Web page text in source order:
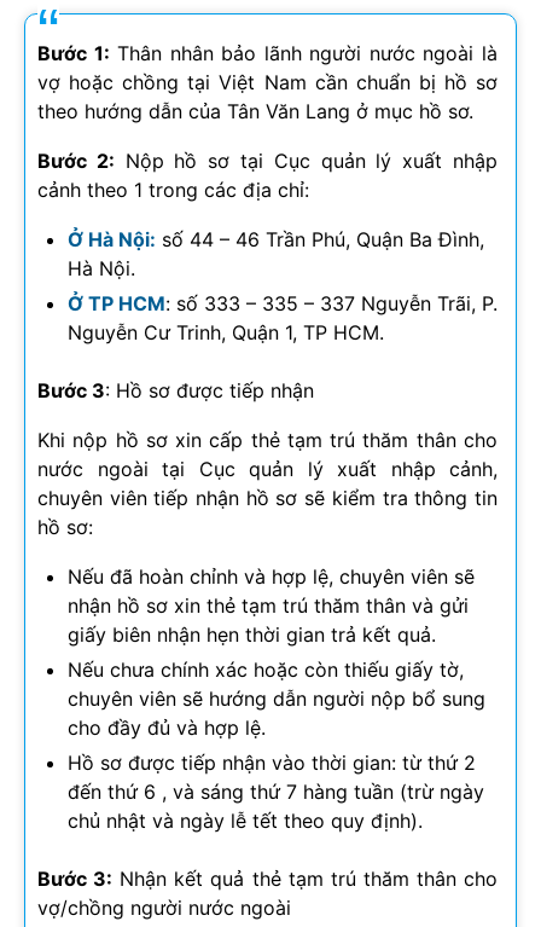
Bước 1: Thân nhân bảo lãnh người nước ngoài là
vợ hoặc chồng tại Việt Nam cần chuẩn bị hồ sơ
theo hướng dẫn của Tân Văn Lang ở mục hồ sơ.
Bước 2: Nộp hồ sơ tại Cục quản lý xuất nhập
cảnh theo 1 trong các địa chỉ:
Ở Hà Nội: số 44 – 46 Trần Phú, Quận Ba Đình,
Hà Nội.
Ở TP HCM: số 333 – 335 – 337 Nguyễn Trãi, P.
Nguyễn Cư Trinh, Quận 1, TP HCM.
Bước 3: Hồ sơ được tiếp nhận
Khi nộp hồ sơ xin cấp thẻ tạm trú thăm thân cho
nước ngoài tại Cục quản lý xuất nhập cảnh,
chuyên viên tiếp nhận hồ sơ sẽ kiểm tra thông tin
hồ sơ:
Nếu đã hoàn chỉnh và hợp lệ, chuyên viên sẽ
nhận hồ sơ xin thẻ tạm trú thăm thân và gửi
giấy biên nhận hẹn thời gian trả kết quả.
Nếu chưa chính xác hoặc còn thiếu giấy tờ,
chuyên viên sẽ hướng dẫn người nộp bổ sung
cho đầy đủ và hợp lệ.
Hồ sơ được tiếp nhận vào thời gian: từ thứ 2
đến thứ 6 , và sáng thứ 7 hàng tuần (trừ ngày
chủ nhật và ngày lễ tết theo quy định).
Bước 3: Nhận kết quả thẻ tạm trú thăm thân cho
vợ/chồng người nước ngoài